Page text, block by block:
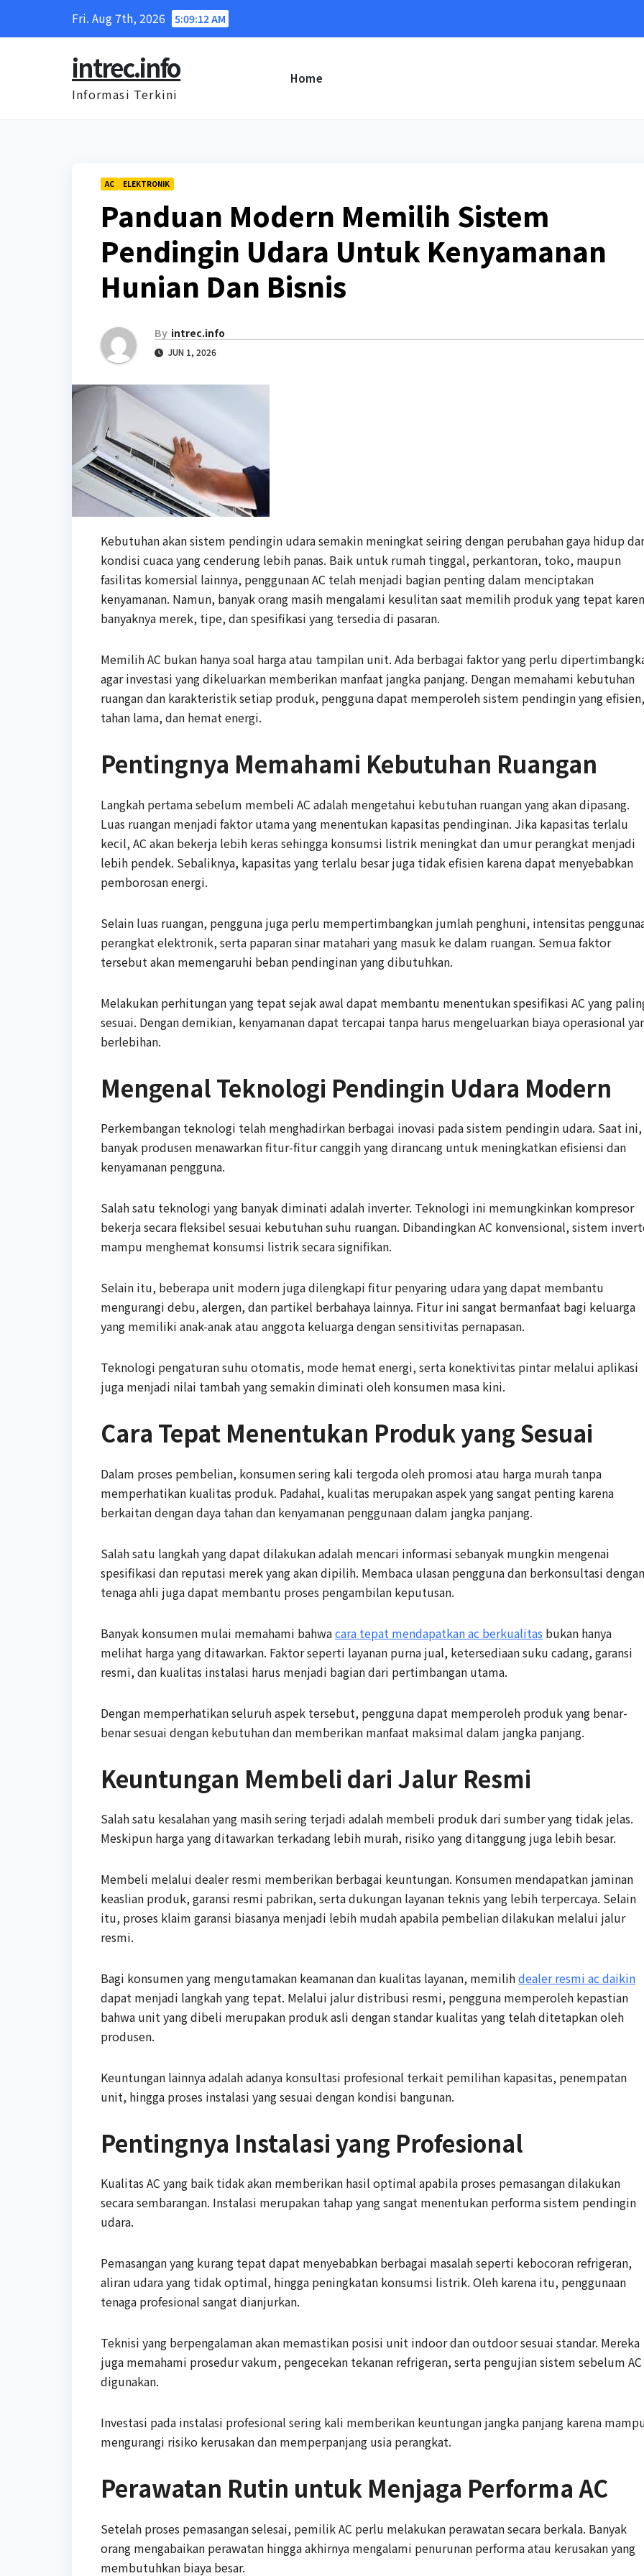
Fri. Aug 7th, 2026 5:09:12 AM
intrec.info
Informasi Terkini
Home
AC ELEKTRONIK
Panduan Modern Memilih Sistem
Pendingin Udara Untuk Kenyamanan
Hunian Dan Bisnis
By intrec.info
JUN 1, 2026
Kebutuhan akan sistem pendingin udara semakin meningkat seiring dengan perubahan gaya hidup
kondisi cuaca yang cenderung lebih panas. Baik untuk rumah tinggal, perkantoran, toko, maupun
fasilitas komersial lainnya, penggunaan AC telah menjadi bagian penting dalam menciptakan
kenyamanan. Namun, banyak orang masih mengalami kesulitan saat memilih produk yang tepat
banyaknya merek, tipe, dan spesifikasi yang tersedia di pasaran.
Memilih AC bukan hanya soal harga atau tampilan unit. Ada berbagai faktor yang perlu
agar investasi yang dikeluarkan memberikan manfaat jangka panjang. Dengan memahami kebutuhan
ruangan dan karakteristik setiap produk, pengguna dapat memperoleh sistem pendingin yang efisien,
tahan lama, dan hemat energi.
Pentingnya Memahami Kebutuhan Ruangan
Langkah pertama sebelum membeli AC adalah mengetahui kebutuhan ruangan yang akan dipasang.
Luas ruangan menjadi faktor utama yang menentukan kapasitas pendinginan. Jika kapasitas terlalu
kecil, AC akan bekerja lebih keras sehingga konsumsi listrik meningkat dan umur perangkat menjadi
lebih pendek. Sebaliknya, kapasitas yang terlalu besar juga tidak efisien karena dapat menyebabkan
pemborosan energi.
Selain luas ruangan, pengguna juga perlu mempertimbangkan jumlah penghuni, intensitas
perangkat elektronik, serta paparan sinar matahari yang masuk ke dalam ruangan. Semua faktor
tersebut akan memengaruhi beban pendinginan yang dibutuhkan.
Melakukan perhitungan yang tepat sejak awal dapat membantu menentukan spesifikasi AC yang
sesuai. Dengan demikian, kenyamanan dapat tercapai tanpa harus mengeluarkan biaya operasional
berlebihan.
Mengenal Teknologi Pendingin Udara Modern
Perkembangan teknologi telah menghadirkan berbagai inovasi pada sistem pendingin udara. Saat ini,
banyak produsen menawarkan fitur-fitur canggih yang dirancang untuk meningkatkan efisiensi dan
kenyamanan pengguna.
Salah satu teknologi yang banyak diminati adalah inverter. Teknologi ini memungkinkan kompresor
bekerja secara fleksibel sesuai kebutuhan suhu ruangan. Dibandingkan AC konvensional, sistem
mampu menghemat konsumsi listrik secara signifikan.
Selain itu, beberapa unit modern juga dilengkapi fitur penyaring udara yang dapat membantu
mengurangi debu, alergen, dan partikel berbahaya lainnya. Fitur ini sangat bermanfaat bagi keluarga
yang memiliki anak-anak atau anggota keluarga dengan sensitivitas pernapasan.
Teknologi pengaturan suhu otomatis, mode hemat energi, serta konektivitas pintar melalui aplikasi
juga menjadi nilai tambah yang semakin diminati oleh konsumen masa kini.
Cara Tepat Menentukan Produk yang Sesuai
Dalam proses pembelian, konsumen sering kali tergoda oleh promosi atau harga murah tanpa
memperhatikan kualitas produk. Padahal, kualitas merupakan aspek yang sangat penting karena
berkaitan dengan daya tahan dan kenyamanan penggunaan dalam jangka panjang.
Salah satu langkah yang dapat dilakukan adalah mencari informasi sebanyak mungkin mengenai
spesifikasi dan reputasi merek yang akan dipilih. Membaca ulasan pengguna dan berkonsultasi dengan
tenaga ahli juga dapat membantu proses pengambilan keputusan.
Banyak konsumen mulai memahami bahwacara tepat mendapatkan ac berkualitas bukan hanya
melihat harga yang ditawarkan. Faktor seperti layanan purna jual, ketersediaan suku cadang, garansi
resmi, dan kualitas instalasi harus menjadi bagian dari pertimbangan utama.
Dengan memperhatikan seluruh aspek tersebut, pengguna dapat memperoleh produk yang benar-
benar sesuai dengan kebutuhan dan memberikan manfaat maksimal dalam jangka panjang.
Keuntungan Membeli dari Jalur Resmi
Salah satu kesalahan yang masih sering terjadi adalah membeli produk dari sumber yang tidak jelas.
Meskipun harga yang ditawarkan terkadang lebih murah, risiko yang ditanggung juga lebih besar.
Membeli melalui dealer resmi memberikan berbagai keuntungan. Konsumen mendapatkan jaminan
keaslian produk, garansi resmi pabrikan, serta dukungan layanan teknis yang lebih terpercaya. Selain
itu, proses klaim garansi biasanya menjadi lebih mudah apabila pembelian dilakukan melalui jalur
resmi.
Bagi konsumen yang mengutamakan keamanan dan kualitas layanan, memilihdealer resmi ac daikin
dapat menjadi langkah yang tepat. Melalui jalur distribusi resmi, pengguna memperoleh kepastian
bahwa unit yang dibeli merupakan produk asli dengan standar kualitas yang telah ditetapkan oleh
produsen.
Keuntungan lainnya adalah adanya konsultasi profesional terkait pemilihan kapasitas, penempatan
unit, hingga proses instalasi yang sesuai dengan kondisi bangunan.
Pentingnya Instalasi yang Profesional
Kualitas AC yang baik tidak akan memberikan hasil optimal apabila proses pemasangan dilakukan
secara sembarangan. Instalasi merupakan tahap yang sangat menentukan performa sistem pendingin
udara.
Pemasangan yang kurang tepat dapat menyebabkan berbagai masalah seperti kebocoran refrigeran,
aliran udara yang tidak optimal, hingga peningkatan konsumsi listrik. Oleh karena itu, penggunaan
tenaga profesional sangat dianjurkan.
Teknisi yang berpengalaman akan memastikan posisi unit indoor dan outdoor sesuai standar. Mereka
juga memahami prosedur vakum, pengecekan tekanan refrigeran, serta pengujian sistem sebelum AC
digunakan.
Investasi pada instalasi profesional sering kali memberikan keuntungan jangka panjang karena
mengurangi risiko kerusakan dan memperpanjang usia perangkat.
Perawatan Rutin untuk Menjaga Performa AC
Setelah proses pemasangan selesai, pemilik AC perlu melakukan perawatan secara berkala. Banyak
orang mengabaikan perawatan hingga akhirnya mengalami penurunan performa atau kerusakan yang
membutuhkan biaya besar.